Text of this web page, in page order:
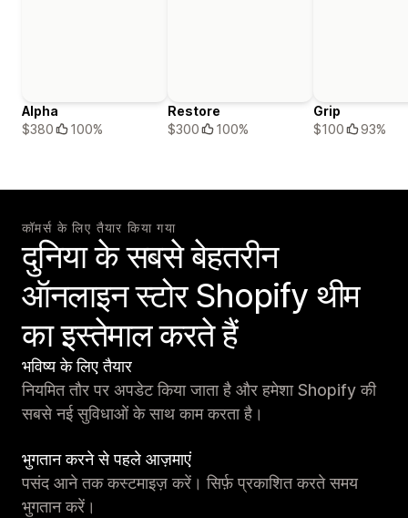
Alpha
$380
100%
Restore
$300
100%
Grip
$100
93%
कॉमर्स के लिए तैयार किया गया
दुनिया के सबसे बेहतरीन
ऑनलाइन स्टोर Shopify थीम
का इस्तेमाल करते हैं
भविष्य के लिए तैयार
नियमित तौर पर अपडेट किया जाता है और हमेशा Shopify की
सबसे नई सुविधाओं के साथ काम करता है।
भुगतान करने से पहले आज़माएं
पसंद आने तक कस्टमाइज़ करें। सिर्फ़ प्रकाशित करते समय
भुगतान करें।